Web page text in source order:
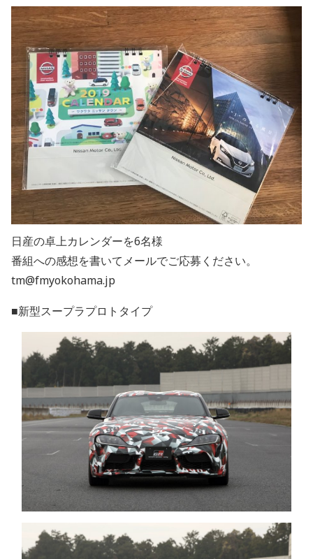
日産の卓上カレンダーを6名様
番組への感想を書いてメールでご応募ください。
tm@fmyokohama.jp
■新型スープラプロトタイプ